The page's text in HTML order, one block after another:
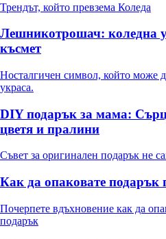
Трендът, който превзема Коледа
Лешникотрошач: коледна
късмет
Носталгичен символ, който може
украса.
DIY подарък за мама:
цветя и пралини
Съвет за оригинален подарък не
Как да опаковате подарък
Почерпете вдъхновение как да
подарък